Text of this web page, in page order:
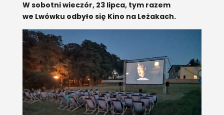
W sobotni wieczór, 23 lipca, tym razem
we Lwówku odbyło się Kino na Leżakach.